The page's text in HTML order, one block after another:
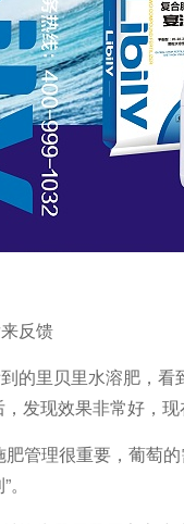
反馈
的里贝里水溶肥，
发现效果非常好，
肥管理很重要，葡萄
”。